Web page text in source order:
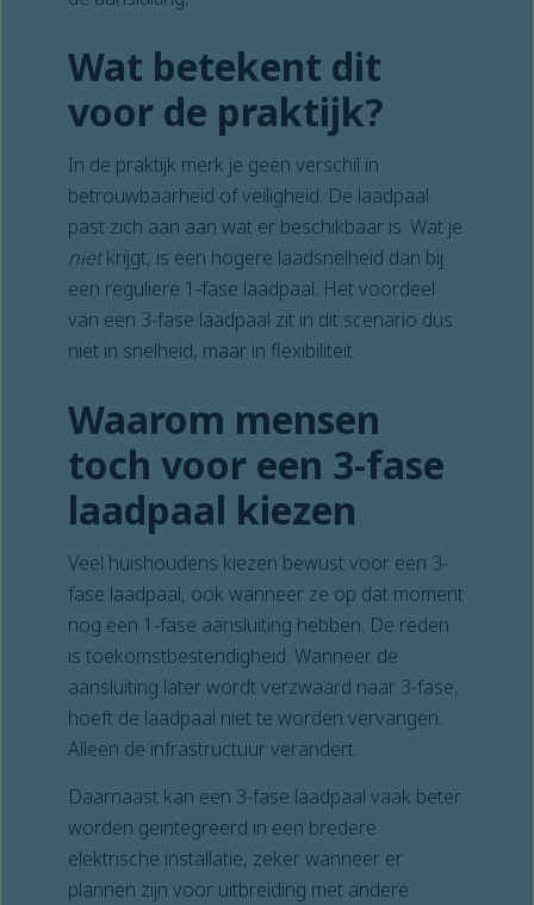
Wat betekent dit
voor de praktijk?
In de praktijk merk je geen verschil in
betrouwbaarheid of veiligheid. De laadpaal
past zich aan aan wat er beschikbaar is. Wat je
nietkrijgt, is een hogere laadsnelheid dan bij
een reguliere 1-fase laadpaal. Het voordeel
van een 3-fase laadpaal zit in dit scenario dus
niet in snelheid, maar in flexibiliteit.
Waarom mensen
toch voor een 3-fase
laadpaal kiezen
Veel huishoudens kiezen bewust voor een 3-
fase laadpaal, ook wanneer ze op dat moment
nog een 1-fase aansluiting hebben. De reden
is toekomstbestendigheid. Wanneer de
aansluiting later wordt verzwaard naar 3-fase,
hoeft de laadpaal niet te worden vervangen.
Alleen de infrastructuur verandert.
Daarnaast kan een 3-fase laadpaal vaak beter
worden geïntegreerd in een bredere
elektrische installatie, zeker wanneer er
plannen zijn voor uitbreiding met andere